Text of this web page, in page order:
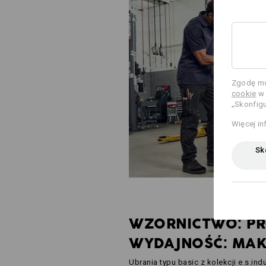
WZORNICTWO:
WYDAJNOŚĆ:
Ubrania typu basic z kolekcji
Zgodę
cookie w
Więcej